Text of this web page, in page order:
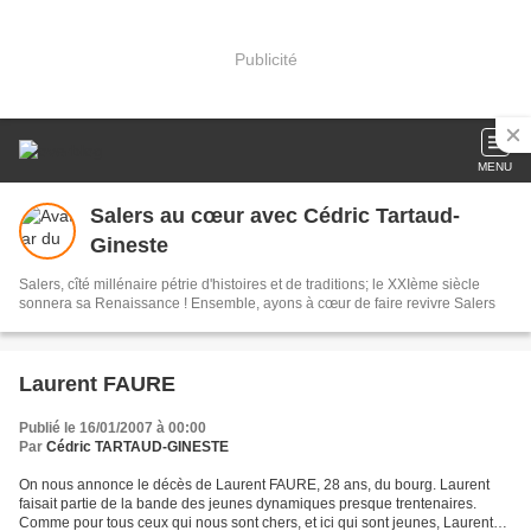
Publicité
MENU
Salers au cœur avec Cédric Tartaud-
Gineste
Salers, cîté millénaire pétrie d'histoires et de traditions; le XXIème siècle
sonnera sa Renaissance ! Ensemble, ayons à cœur de faire revivre Salers
Laurent FAURE
Publié le 16/01/2007 à 00:00
Par Cédric TARTAUD-GINESTE
On nous annonce le décès de Laurent FAURE, 28 ans, du bourg. Laurent
faisait partie de la bande des jeunes dynamiques presque trentenaires.
Comme pour tous ceux qui nous sont chers, et ici qui sont jeunes, Laurent